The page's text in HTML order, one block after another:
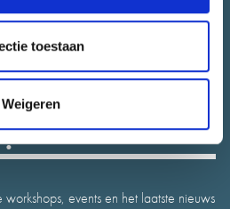
toestaan
Weigeren
events en het laatste nieuws